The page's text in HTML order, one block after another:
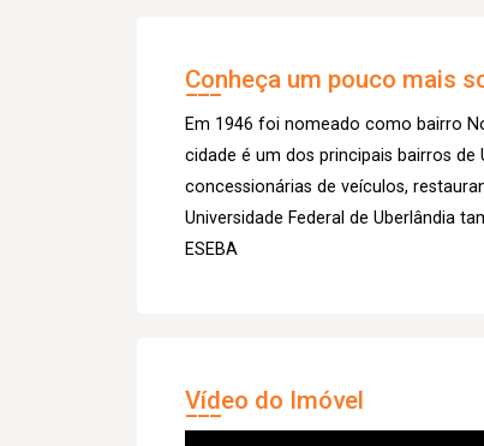
Conheça um pouco mais
Em 1946 foi nomeado como bairro
cidade é um dos principais bairros
concessionárias de veículos,
Universidade Federal de Uberlândia
ESEBA
Vídeo do Imóvel